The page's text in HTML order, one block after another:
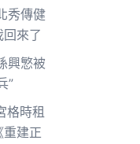
秀傳健
來了
興慜被
”
格時租
重建正